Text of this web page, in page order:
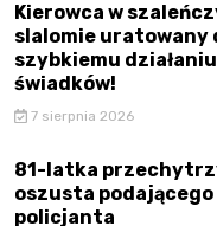
Kierowca w
slalomie uratowany
szybkiemu działaniu
świadków!
7 sierpnia 2026
81-latka
oszusta podającego
policjanta